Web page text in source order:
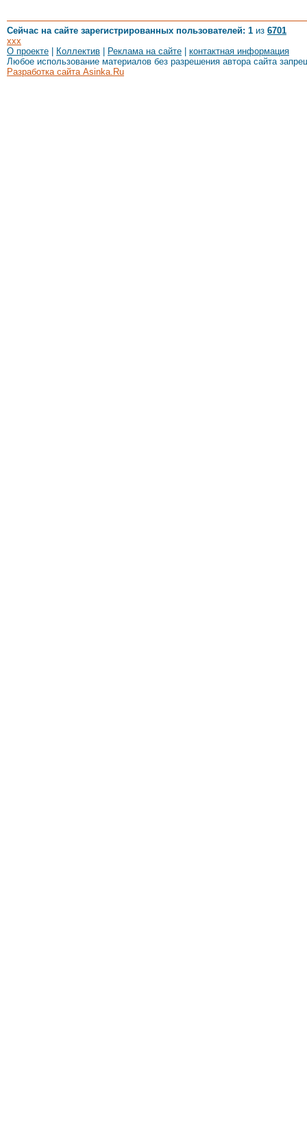
Сейчас на сайте зарегистрированных пользователей: 1 из 6701
xxx
О проекте
Коллектив Реклама на сайте
контактная информация
Любое использование материалов без разрешения автора сайта
Разработка сайта Asinka.Ru